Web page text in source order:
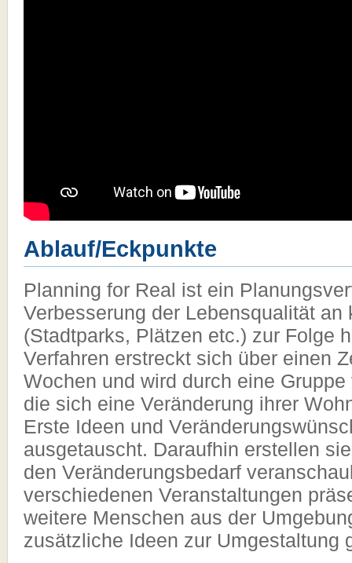
Ablauf/Eckpunkte
Planning for Real ist ein
Verbesserung der Lebensqualität an
(Stadtparks, Plätzen etc.) zur Folge
Verfahren erstreckt sich über einen
Wochen und wird durch eine
die sich eine Veränderung ihrer
Erste Ideen und
ausgetauscht. Daraufhin erstellen
den Veränderungsbedarf
verschiedenen Veranstaltungen
weitere Menschen aus der
zusätzliche Ideen zur Umgestaltung